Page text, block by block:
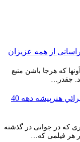
از همه عزیزان
که هرجا باشن منبع
چقدر…
حسن غفاري ايرائي هنرپيشه دهه 40
که در جوانی در گذشته
هر فیلمی که…